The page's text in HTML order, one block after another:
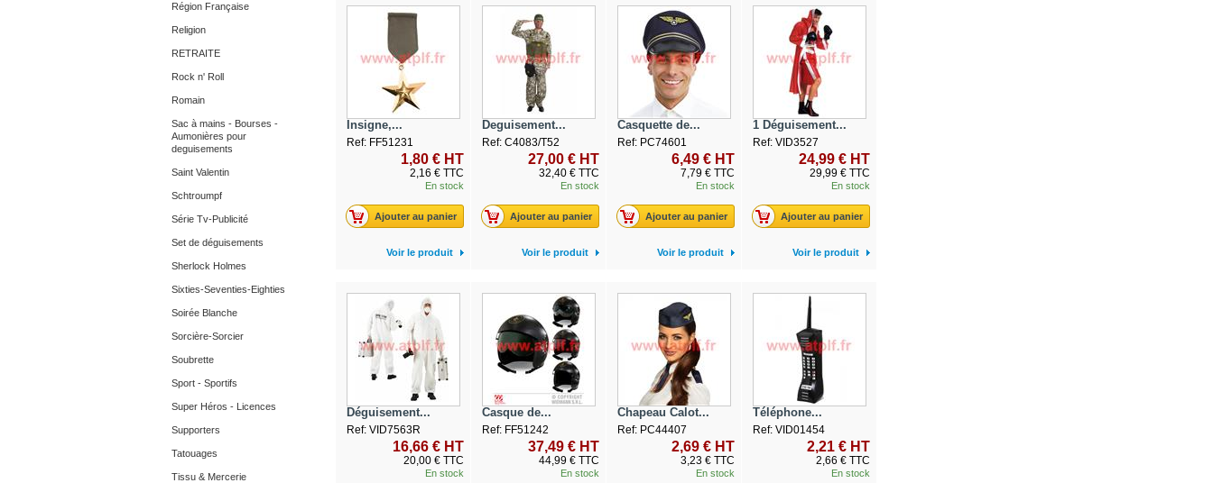
Région Française
Religion
RETRAITE
Rock n' Roll
Romain
Sac à mains - Bourses -
Aumonières pour
deguisements
Saint Valentin
Schtroumpf
Série Tv-Publicité
Set de déguisements
Sherlock Holmes
Sixties-Seventies-Eighties
Soirée Blanche
Sorcière-Sorcier
Soubrette
Sport - Sportifs
Super Héros - Licences
Supporters
Tatouages
Tissu & Mercerie
Insigne,...
Ref: FF51231
1,80 € HT
2,16 € TTC
En stock
Ajouter au panier
Voir le produit
Deguisement...
Ref: C4083/T52
27,00 € HT
32,40 € TTC
En stock
Ajouter au panier
Voir le produit
Casquette de...
Ref: PC74601
6,49 € HT
7,79 € TTC
En stock
Ajouter au panier
Voir le produit
1 Déguisement...
Ref: VID3527
24,99 € HT
29,99 € TTC
En stock
Ajouter au panier
Voir le produit
Déguisement...
Ref: VID7563R
16,66 € HT
20,00 € TTC
En stock
Casque de...
Ref: FF51242
37,49 € HT
44,99 € TTC
En stock
Chapeau Calot...
Ref: PC44407
2,69 € HT
3,23 € TTC
En stock
Téléphone...
Ref: VID01454
2,21 € HT
2,66 € TTC
En stock